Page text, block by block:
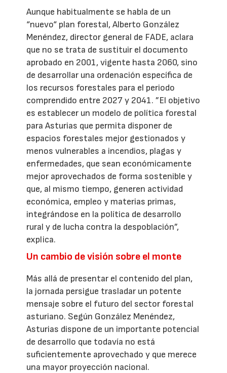
Aunque habitualmente se habla de un
“nuevo“ plan forestal, Alberto González
Menéndez, director general de FADE, aclara
que no se trata de sustituir el documento
aprobado en 2001, vigente hasta 2060, sino
de desarrollar una ordenación específica de
los recursos forestales para el periodo
comprendido entre 2027 y 2041. ”El objetivo
es establecer un modelo de política forestal
para Asturias que permita disponer de
espacios forestales mejor gestionados y
menos vulnerables a incendios, plagas y
enfermedades, que sean económicamente
mejor aprovechados de forma sostenible y
que, al mismo tiempo, generen actividad
económica, empleo y materias primas,
integrándose en la política de desarrollo
rural y de lucha contra la despoblación”,
explica.
Un cambio de visión sobre el monte
Más allá de presentar el contenido del plan,
la jornada persigue trasladar un potente
mensaje sobre el futuro del sector forestal
asturiano. Según González Menéndez,
Asturias dispone de un importante potencial
de desarrollo que todavía no está
suficientemente aprovechado y que merece
una mayor proyección nacional.